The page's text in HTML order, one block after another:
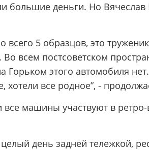
большие деньги. Но Вячеслав
всего 5 образцов, это
всем постсоветском
Горьком этого автомобиля
хотели все родное”, -
все машины участвуют в
день задней тележкой,